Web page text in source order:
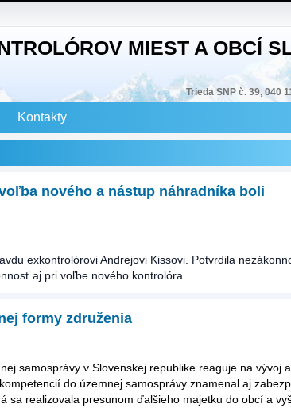
MIEST A OBCÍ
Trieda SNP č. 39, 040
Kontakty
nového a nástup náhradníka boli
exkontrolórovi Andrejovi Kissovi. Potvrdila
aj pri voľbe nového kontrolóra.
formy združenia
samosprávy v Slovenskej republike reaguje na vývoj
do územnej samosprávy znamenal aj
sa realizovala presunom ďalšieho majetku do obcí a